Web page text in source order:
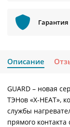
Гарантия
Описание
GUARD – новая
ТЭНов «X-HEAT»,
службы
прямого контакта